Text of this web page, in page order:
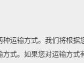
种运输方式。我们将根据
方式。如果您对运输方式